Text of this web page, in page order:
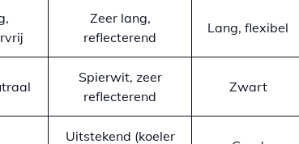
Zeer lang,
reflecterend
Lang, flexibel
Spierwit, zeer
reflecterend
Zwart
Uitstekend (koeler